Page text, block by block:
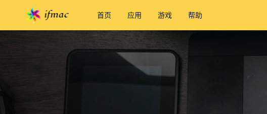
首页 应用 游戏 帮助